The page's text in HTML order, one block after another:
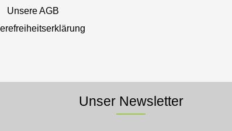
Unsere AGB
Unser Newsletter